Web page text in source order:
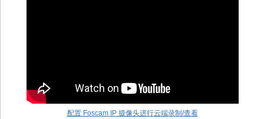
配置 Foscam IP 摄像头进行云端录制/查看